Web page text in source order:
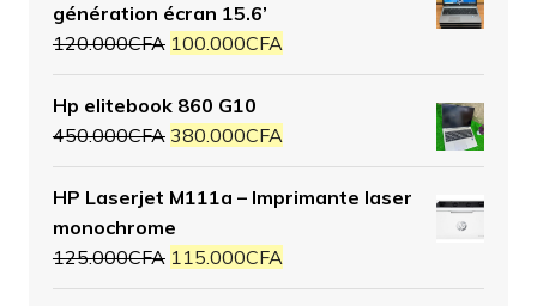
génération écran 15.6’
120.000CFA 100.000CFA
Hp elitebook 860 G10
450.000CFA 380.000CFA
HP Laserjet M111a – Imprimante laser
monochrome
125.000CFA 115.000CFA